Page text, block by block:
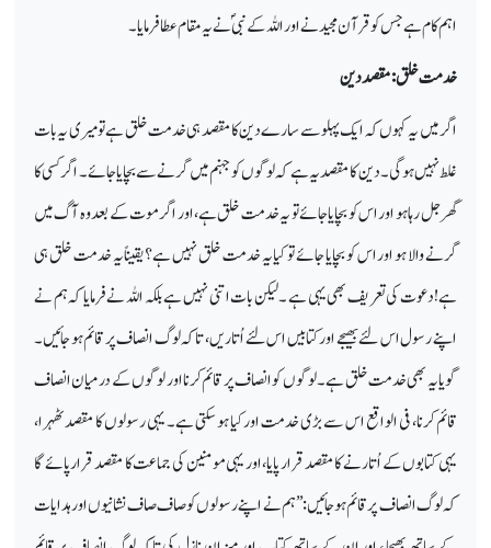
اہم کام ہے جس کو قرآن مجید نے اور اللہ کے نبیؐ نے یہ مقام عطا فرمایا۔
خدمت خلق: مقصد دین
اگر میں یہ کہوں کہ ایک پہلو سے سارے دین کا مقصد ہی خدمت خلق ہے تو میری یہ بات
غلط نہیں ہوگی۔دین کا مقصد یہ ہے کہ لوگوں کو جہنم میں گرنے سے بچایا جائے۔ اگر کسی کا
گھر جل رہا ہو اور اس کو بچایا جائے تو یہ خدمت خلق ہے، اور اگر موت کے بعد وہ آگ میں
گرنے والا ہو اور اس کو بچایا جائے تو کیا یہ خدمت خلق نہیں ہے؟ یقیناً یہ خدمت خلق ہی
ہے!دعوت کی تعریف بھی یہی ہے ۔ لیکن بات اتنی نہیں ہے بلکہ اللہ نے فرمایا کہ ہم نے
اپنے رسول اس لئے بھیجے اور کتابیں اس لئے اُتاریں، تاکہ لوگ انصاف پر قائم ہو جائیں۔
گویا یہ بھی خدمت خلق ہے۔ لوگوں کو انصاف پر قائم کرنا اور لوگوں کے درمیان انصاف
قائم کرنا، فی الواقع اس سے بڑی خدمت اور کیا ہو سکتی ہے۔ یہی رسولوں کا مقصد ٹھہرا،
یہی کتابوں کے اُتارنے کا مقصد قرار پایا، اور یہی مومنین کی جماعت کا مقصد قرار پائے گا
کہ لوگ انصاف پر قائم ہو جائیں:’’ہم نے اپنے رسولوں کو صاف صاف نشانیوں اور ہدایات